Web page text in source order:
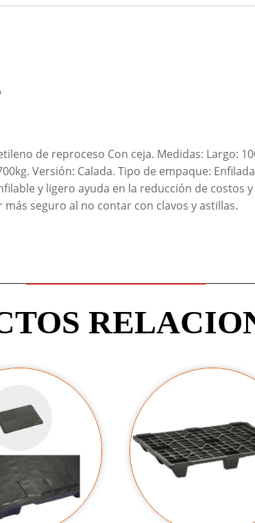
de reproceso Con ceja. Medidas: Largo:
Versión: Calada. Tipo de empaque:
y ligero ayuda en la reducción de costos
seguro al no contar con clavos y astillas.